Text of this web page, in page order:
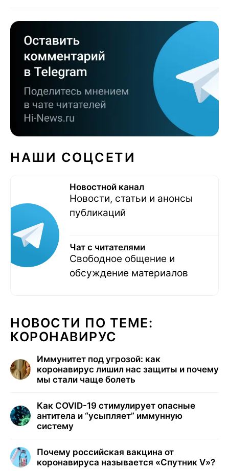
НАШИ СОЦСЕТИ
Новостной канал
Новости, статьи и анонсы
публикаций
Чат с читателями
Свободное общение и
обсуждение материалов
НОВОСТИ ПО ТЕМЕ:
КОРОНАВИРУС
Иммунитет под угрозой: как
коронавирус лишил нас защиты и почему
мы стали чаще болеть
Как COVID-19 стимулирует опасные
антитела и “усыпляет” иммунную
систему
Почему российская вакцина от
коронавируса называется «Спутник V»?